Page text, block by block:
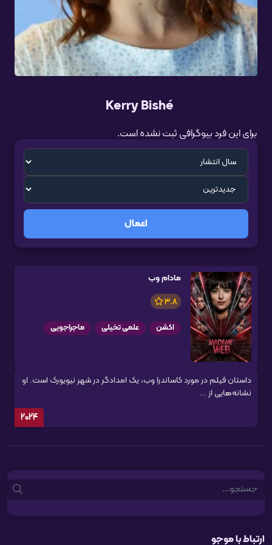
Kerry Bishé
برای این فرد بیوگرافی ثبت نشده است.
اعمال
مادام وب
3.8
اکشن علمی تخیلی ماجراجویی
داستان فیلم در مورد کاساندرا وب، یک امدادگر در شهر نیویورک است. او
نشانه‌هایی از ...
2024
Search
ارتباط با موجو